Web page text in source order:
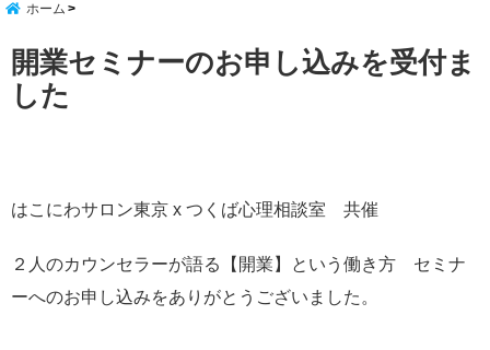
ホーム
開業セミナーのお申し込みを受付ま
した
はこにわサロン東京 x つくば心理相談室 共催
２人のカウンセラーが語る【開業】という働き方 セミナ
ーへのお申し込みをありがとうございました。